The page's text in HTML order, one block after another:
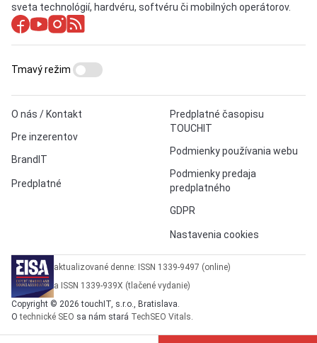
sveta technológií, hardvéru, softvéru či mobilných operátorov.
O nás / Kontakt
Pre inzerentov
BrandIT
Predplatné
Predplatné časopisu
TOUCHIT
Podmienky používania webu
Podmienky predaja
predplatného
GDPR
Nastavenia cookies
Tmavý režim
aktualizované denne: ISSN 1339-9497 (online)
a ISSN 1339-939X (tlačené vydanie)
Copyright © 2026 touchIT, s.r.o., Bratislava.
Otechnické SEO sa nám stará TechSEO Vitals